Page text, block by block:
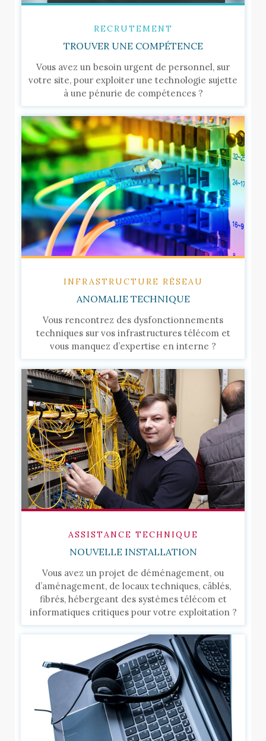
RECRUTEMENT
TROUVER UNE COMPÉTENCE
Vous avez un besoin urgent de personnel, sur
votre site, pour exploiter une technologie sujette
à une pénurie de compétences ?
INFRASTRUCTURE RÉSEAU
ANOMALIE TECHNIQUE
Vous rencontrez des dysfonctionnements
techniques sur vos infrastructures télécom et
vous manquez d’expertise en interne ?
ASSISTANCE TECHNIQUE
NOUVELLE INSTALLATION
Vous avez un projet de déménagement, ou
d’aménagement, de locaux techniques, câblés,
fibrés, hébergeant des systèmes télécom et
informatiques critiques pour votre exploitation ?